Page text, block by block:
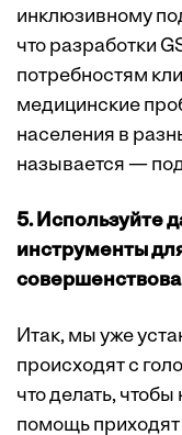
инклюзивному
что разработки
потребностям
медицинские
населения в
называется —
5. Используйте
инструменты
Итак, мы уже
происходят с
что делать,
помощь